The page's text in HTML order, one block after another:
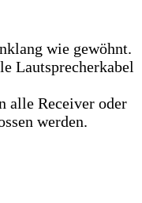
wie gewöhnt.
Lautsprecherkabel
alle Receiver oder
werden.